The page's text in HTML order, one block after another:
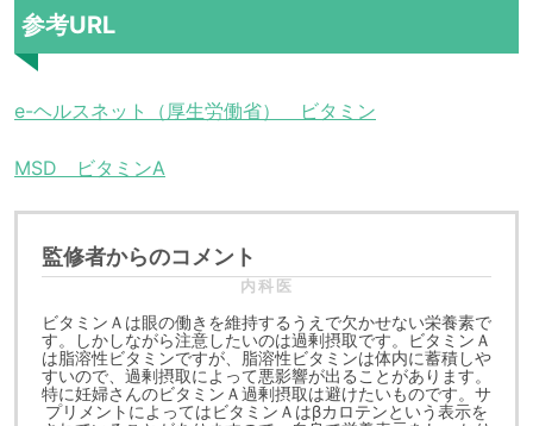
参考URL
e-ヘルスネット（厚生労働省） ビタミン
MSD ビタミンA
監修者からのコメント
内科医
ビタミンＡは眼の働きを維持するうえで欠かせない栄養素で
す。しかしながら注意したいのは過剰摂取です。ビタミンＡ
は脂溶性ビタミンですが、脂溶性ビタミンは体内に蓄積しや
すいので、過剰摂取によって悪影響が出ることがあります。
特に妊婦さんのビタミンＡ過剰摂取は避けたいものです。サ
プリメントによってはビタミンＡはβカロテンという表示を